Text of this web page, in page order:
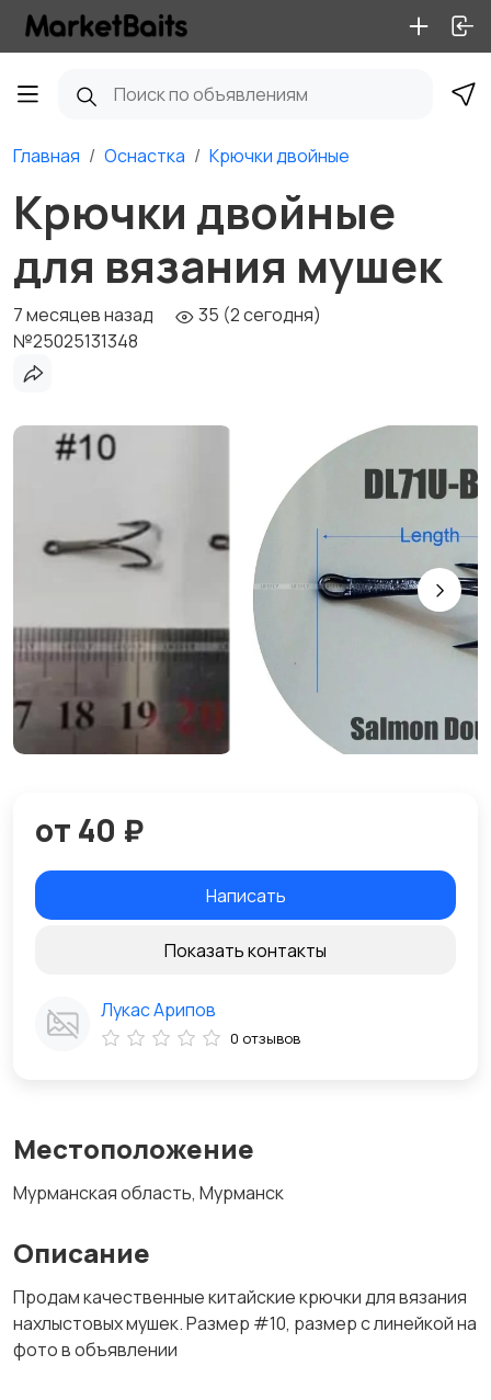
Главная Оснастка Крючки двойные
Крючки двойные
для вязания мушек
7 месяцев назад
35 (2 сегодня)
№25025131348
Местоположение
Мурманская область, Мурманск
Описание
Продам качественные китайские крючки для вязания
нахлыстовых мушек. Размер #10, размер с линейкой на
фото в объявлении
от 40 ₽
Написать
Показать контакты
Лукас Арипов
0 отзывов